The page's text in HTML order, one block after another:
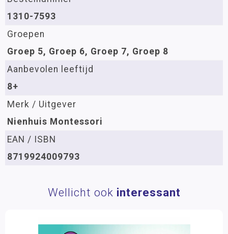
1310-7593
Groepen
Groep 5, Groep 6, Groep 7, Groep 8
Aanbevolen leeftijd
8+
Merk / Uitgever
Nienhuis Montessori
EAN / ISBN
8719924009793
Wellicht ook interessant